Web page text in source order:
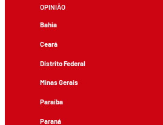
OPINIÃO
Bahia
Ceará
Distrito Federal
Minas Gerais
Paraíba
Paraná